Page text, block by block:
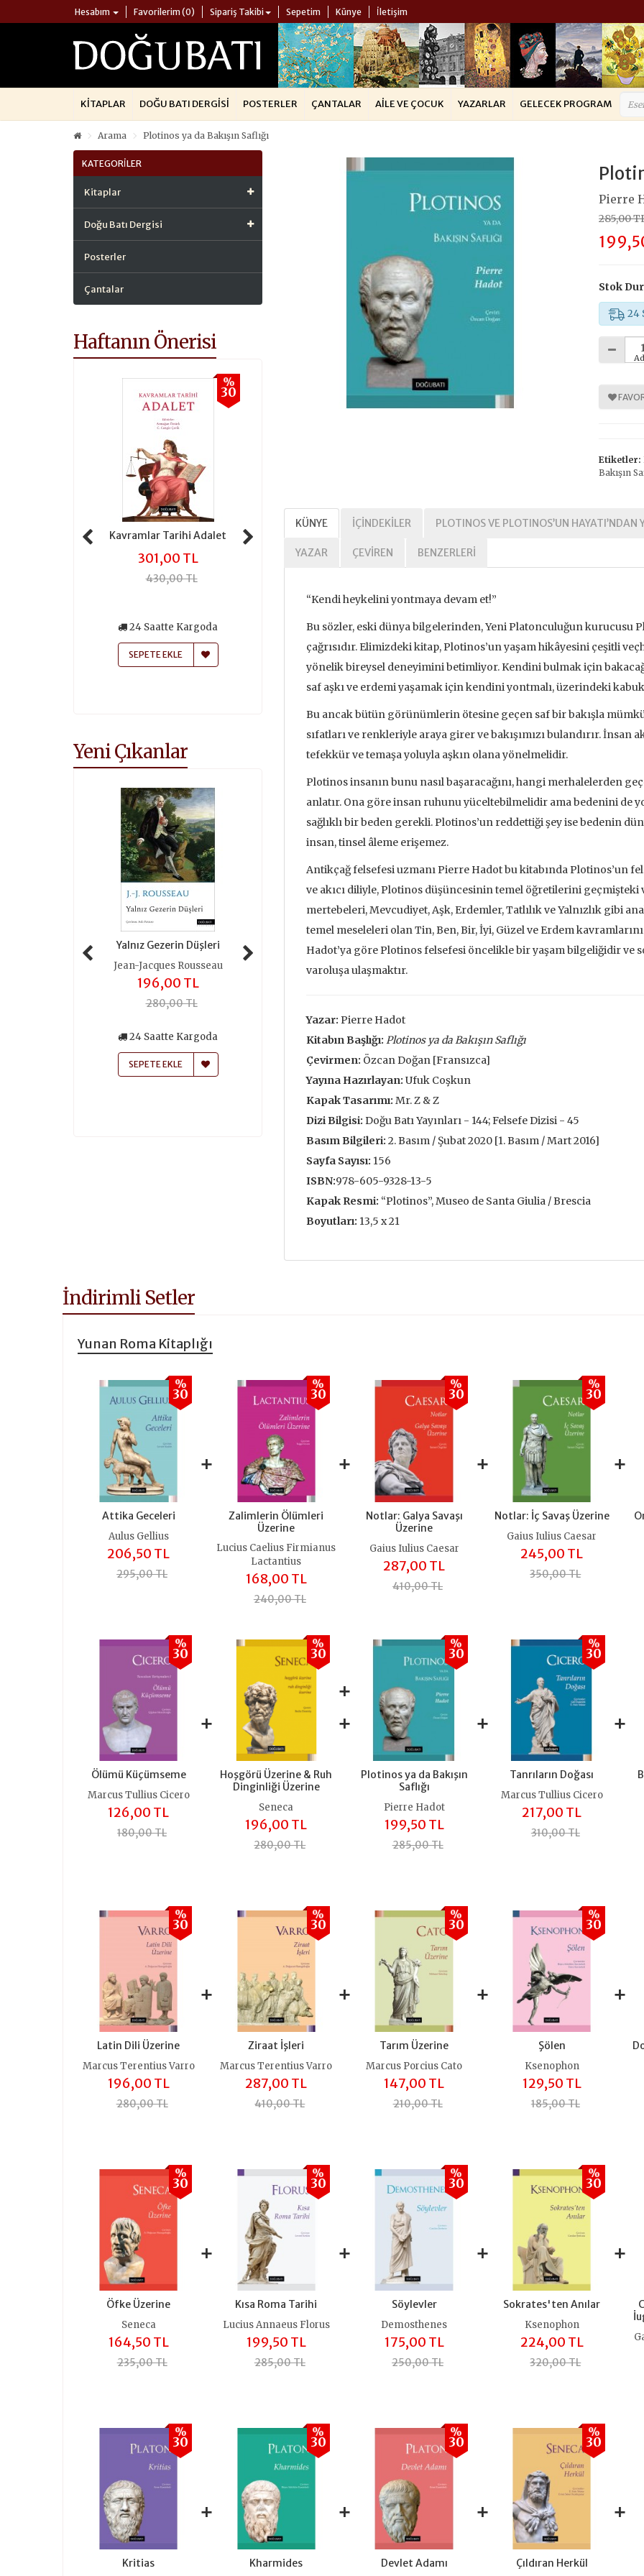
Hesabım Favorilerim (0) Sipariş Takibi Sepetim Künye İletişim
KITAPLAR DOĞU BATI DERGISI POSTERLER ÇANTALAR AILE VE ÇOCUK YAZARLAR GELECEK PROGRAM
Arama Plotinos ya da Bakışın Saflığı
KATEGORILER
Kitaplar
Doğu Batı Dergisi
Posterler
Çantalar
Haftanın Önerisi
30
Kavramlar Tarihi Özgürlük
392,00 TL
560,00 TL
24 Saatte Kargoda
SEPETE EKLE
Yeni Çıkanlar
Yalnız Gezerin Düşleri
Jean-Jacques Rousseau
196,00 TL
280,00 TL
24 Saatte Kargoda
SEPETE EKLE
Oyunlar ve İnsanlar
Roger Caillois
24 Saatte Kargoda
SEPETE EKLE
Taze Otlar Üzerine
24 Saatte Kargoda
SEPETE EKLE
Dünyaya
Pierre
285,00
Stok
24
Etiketler:
Bakışın
KÜNYE İÇINDEKILER PLOTINOS VE PLOTINOS’UN
YAZAR ÇEVIREN BENZERLERI
“Kendi heykelini yontmaya devam et!”
Bu sözler, eski dünya bilgelerinden, Yeni Platonculuğun kurucusu
çağrısıdır. Elimizdeki kitap, Plotinos’un yaşam hikâyesini çeşitli
yönelik bireysel deneyimini betimliyor. Kendini bulmak için
saf aşkı ve erdemi yaşamak için kendini yontmalı, üzerindeki
Bu ancak bütün görünümlerin ötesine geçen saf bir bakışla
sıfatları ve renkleriyle araya girer ve bakışımızı bulandırır. İnsan
tefekkür ve temaşa yoluyla aşkın olana yönelmelidir.
Plotinos insanın bunu nasıl başaracağını, hangi merhalelerden
anlatır. Ona göre insan ruhunu yüceltebilmelidir ama bedenini de
sağlıklı bir beden gerekli. Plotinos’un reddettiği şey ise bedenin
insan, tinsel âleme erişemez.
Antikçağ felsefesi uzmanı Pierre Hadot bu kitabında Plotinos’un
ve akıcı diliyle, Plotinos düşüncesinin temel öğretilerini geçmişteki
mertebeleri, Mevcudiyet, Aşk, Erdemler, Tatlılık ve Yalnızlık gibi
temel meseleleri olan Tin, Ben, Bir, İyi, Güzel ve Erdem
Hadot’ya göre Plotinos felsefesi öncelikle bir yaşam bilgeliğidir ve
varoluşa ulaşmaktır.
Yazar: Pierre Hadot
Kitabın Başlığı: Plotinos ya da Bakışın Saflığı
Çevirmen: Özcan Doğan [Fransızca]
Yayına Hazırlayan: Ufuk Coşkun
Kapak Tasarımı: Mr. Z & Z
Dizi Bilgisi: Doğu Batı Yayınları - 144; Felsefe Dizisi - 45
Basım Bilgileri: 2. Basım / Şubat 2020 [1. Basım / Mart 2016]
Sayfa Sayısı: 156
ISBN:978-605-9328-13-5
Kapak Resmi: “Plotinos”, Museo de Santa Giulia / Brescia
Boyutları: 13,5 x 21
İndirimli Setler
Yunan Roma Kitaplığı
Attika Geceleri
%
30
Aulus Gellius
206,50 TL
295,00 TL
+
Zalimlerin Ölümleri
Üzerine
%
30
Lucius Caelius Firmianus
Lactantius
168,00 TL
240,00 TL
+
Notlar: Galya Savaşı
Üzerine
%
30
Gaius Iulius Caesar
287,00 TL
410,00 TL
+
Notlar: İç Savaş Üzerine
%
30
Gaius Iulius Caesar
245,00 TL
350,00 TL
+
+
Ölümü Küçümseme
%
30
Marcus Tullius Cicero
126,00 TL
180,00 TL
+
Hoşgörü Üzerine & Ruh
Dinginliği Üzerine
%
30
Seneca
196,00 TL
280,00 TL
+
Plotinos ya da Bakışın
Saflığı
%
30
Pierre Hadot
199,50 TL
285,00 TL
+
Tanrıların Doğası
%
30
Marcus Tullius Cicero
217,00 TL
310,00 TL
+
Latin Dili Üzerine
%
30
Marcus Terentius Varro
196,00 TL
280,00 TL
+
Ziraat İşleri
%
30
Marcus Terentius Varro
287,00 TL
410,00 TL
+
Tarım Üzerine
%
30
Marcus Porcius Cato
147,00 TL
210,00 TL
+
Şölen
%
30
Ksenophon
129,50 TL
185,00 TL
+
Öfke Üzerine
%
30
Seneca
164,50 TL
235,00 TL
+
Kısa Roma Tarihi
%
30
Lucius Annaeus Florus
199,50 TL
285,00 TL
+
Söylevler
%
30
Demosthenes
175,00 TL
250,00 TL
+
Sokrates'ten Anılar
%
30
Ksenophon
224,00 TL
320,00 TL
+
Kritias
%
30
+
Kharmides
%
30
+
Devlet Adamı
%
30
+
Çıldıran Herkül
%
30
+